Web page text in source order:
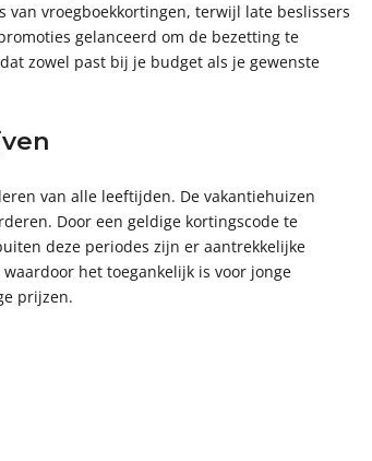
van vroegboekkortingen, terwijl late beslissers
gelanceerd om de bezetting te
zowel past bij je budget als je gewenste
van alle leeftijden. De vakantiehuizen
Door een geldige kortingscode te
deze periodes zijn er aantrekkelijke
het toegankelijk is voor jonge
prijzen.